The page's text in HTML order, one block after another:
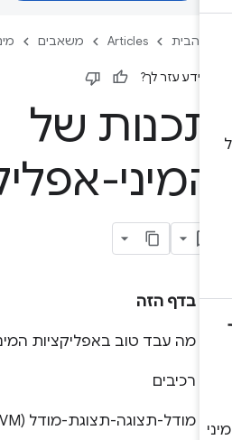
הבית Articles משאבים מיני
עזר לך?
של
בדף הזה
מה עבד טוב באפליקציות המיני
רכיבים
מודל-תצוגה-תצוגת-מודל (MVVM)